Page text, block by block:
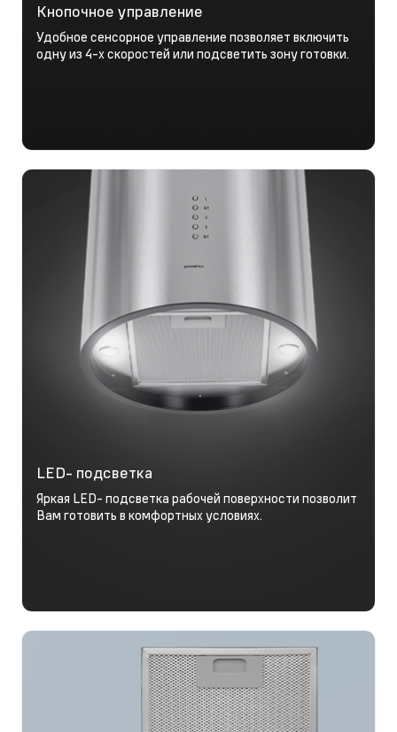
Кнопочное управление
Удобное сенсорное управление позволяет включить
одну из 4-х скоростей или подсветить зону готовки.
LED- подсветка
Яркая LED- подсветка рабочей поверхности позволит
Вам готовить в комфортных условиях.